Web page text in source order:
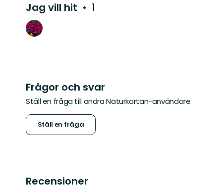
Jag vill hit 1
Frågor och svar
Ställ en fråga till andra Naturkartan-användare.
Ställ en fråga
Recensioner